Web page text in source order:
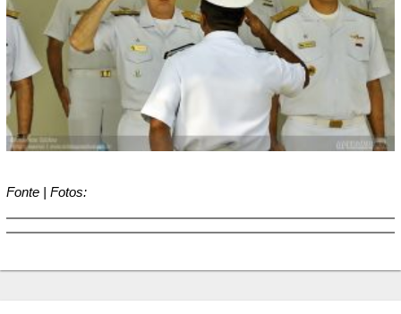
Fonte | Fotos: